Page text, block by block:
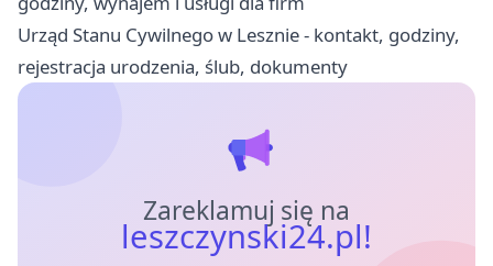
Urząd Stanu Cywilnego w Lesznie - kontakt, godziny,
rejestracja urodzenia, ślub, dokumenty
Zareklamuj się na
leszczynski24.pl!